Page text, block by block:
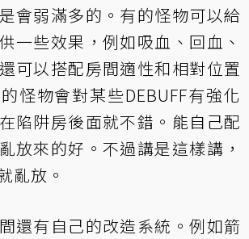
會弱滿多的。有的怪物可以給
一些效果，例如吸血、回血、
可以搭配房間適性和相對位置
怪物會對某些DEBUFF有強化
陷阱房後面就不錯。能自己配
放來的好。不過講是這樣講，
亂放。
還有自己的改造系統。例如箭